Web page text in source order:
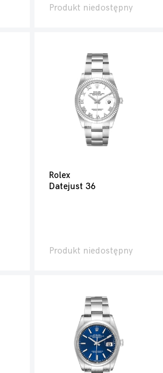
Produkt niedostępny
Rolex
Datejust 36
Produkt niedostępny